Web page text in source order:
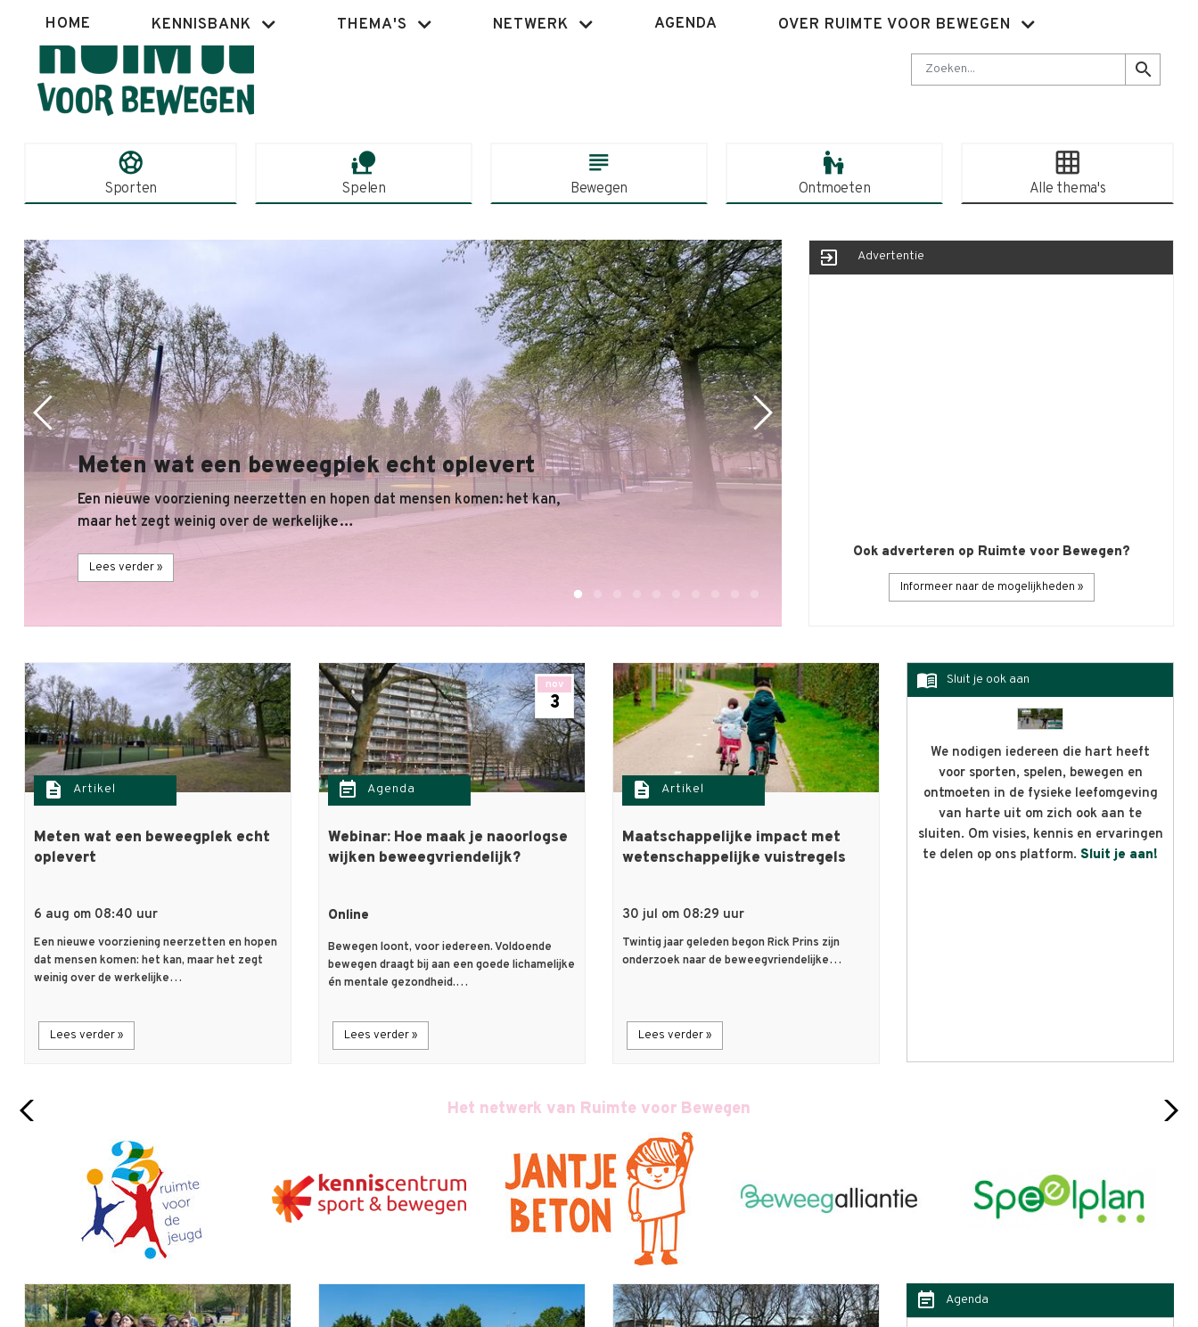
inhoud
Zoeken
search
Hoofdnavigatie
HOME KENNISBANK THEMA'S NETWERK AGENDA OVER RUIMTE VOOR BEWEGEN
sports_soccer
Sporten
nature_people
Spelen
subject
Bewegen
escalator_warning
Ontmoeten
grid_on
Alle thema's
Meten wat een beweegplek echt oplevert
Een nieuwe voorziening neerzetten en hopen dat mensen komen: het kan,
maar het zegt weinig over de werkelijke…
Lees verder »
exit_to_app Advertentie
Ook adverteren op Ruimte voor Bewegen?
Informeer naar de mogelijkheden »
description Artikel
Meten wat een beweegplek echt
oplevert
6 aug om 08:40 uur
Een nieuwe voorziening neerzetten en hopen
dat mensen komen: het kan, maar het zegt
weinig over de werkelijke…
Lees verder »
nov
3
event_note Agenda
Webinar: Hoe maak je naoorlogse
wijken beweegvriendelijk?
Online
Bewegen loont, voor iedereen. Voldoende
bewegen draagt bij aan een goede lichamelijke
én mentale gezondheid.…
Lees verder »
description Artikel
Maatschappelijke impact met
wetenschappelijke vuistregels
30 jul om 08:29 uur
Twintig jaar geleden begon Rick Prins zijn
onderzoek naar de beweegvriendelijke…
Lees verder »
menu_book Sluit je ook aan
We nodigen iedereen die hart heeft
voor sporten, spelen, bewegen en
ontmoeten in de fysieke leefomgeving
van harte uit om zich ook aan te
sluiten. Om visies, kennis en ervaringen
te delen op ons platform. Sluit je aan!
Het netwerk van Ruimte voor Bewegen
event_note Agenda